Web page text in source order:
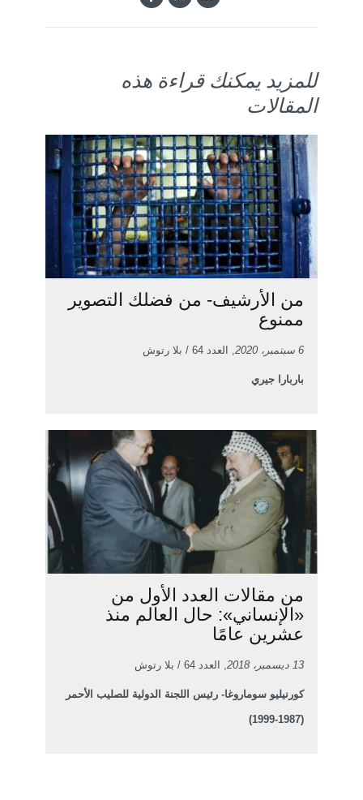
للمزيد يمكنك قراءة هذه
المقالات
من الأرشيف- من فضلك التصوير
ممنوع
6 سبتمبر، 2020 , العدد 64 / بلا رتوش
باربارا جيري
من مقالات العدد الأول من
«الإنساني»: حال العالم منذ
عشرين عامًا
13 ديسمبر، 2018 , العدد 64 / بلا رتوش
كورنيليو سوماروغا- رئيس اللجنة الدولية للصليب الأحمر
(1987-1999)